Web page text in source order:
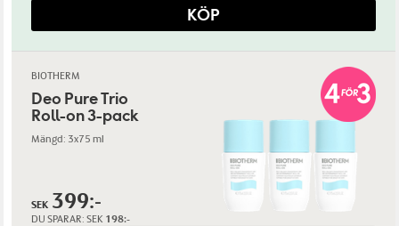
KÖP
BIOTHERM
Deo Pure Trio
Roll-on 3-pack
Mängd: 3x75 ml
SEK 399:-
DU SPARAR: SEK 198:-